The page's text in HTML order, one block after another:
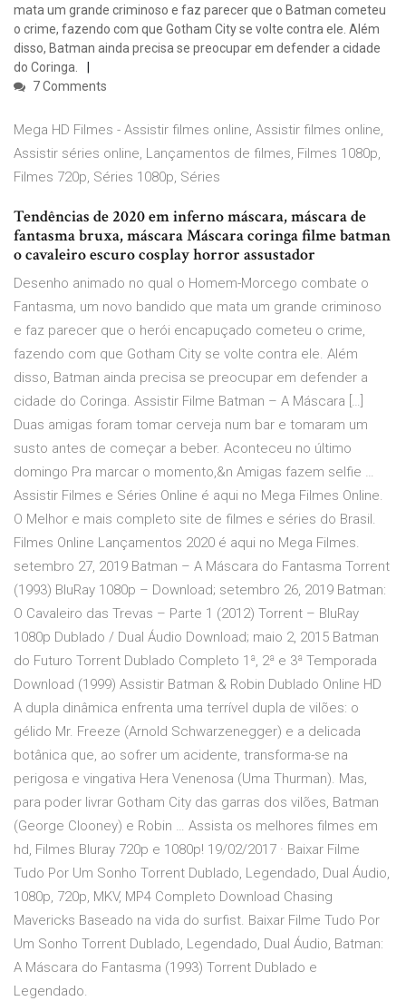
mata um grande criminoso e faz parecer que o Batman cometeu
o crime, fazendo com que Gotham City se volte contra ele. Além
disso, Batman ainda precisa se preocupar em defender a cidade
do Coringa.
7 Comments
Mega HD Filmes - Assistir filmes online, Assistir filmes online,
Assistir séries online, Lançamentos de filmes, Filmes 1080p,
Filmes 720p, Séries 1080p, Séries
Tendências de 2020 em inferno máscara, máscara de
fantasma bruxa, máscara Máscara coringa filme batman
o cavaleiro escuro cosplay horror assustador
Desenho animado no qual o Homem-Morcego combate o
Fantasma, um novo bandido que mata um grande criminoso
e faz parecer que o herói encapuçado cometeu o crime,
fazendo com que Gotham City se volte contra ele. Além
disso, Batman ainda precisa se preocupar em defender a
cidade do Coringa. Assistir Filme Batman – A Máscara […]
Duas amigas foram tomar cerveja num bar e tomaram um
susto antes de começar a beber. Aconteceu no último
domingo Pra marcar o momento,&n Amigas fazem selfie …
Assistir Filmes e Séries Online é aqui no Mega Filmes Online.
O Melhor e mais completo site de filmes e séries do Brasil.
Filmes Online Lançamentos 2020 é aqui no Mega Filmes.
setembro 27, 2019 Batman – A Máscara do Fantasma Torrent
(1993) BluRay 1080p – Download; setembro 26, 2019 Batman:
O Cavaleiro das Trevas – Parte 1 (2012) Torrent – BluRay
1080p Dublado / Dual Áudio Download; maio 2, 2015 Batman
do Futuro Torrent Dublado Completo 1ª, 2ª e 3ª Temporada
Download (1999) Assistir Batman & Robin Dublado Online HD
A dupla dinâmica enfrenta uma terrível dupla de vilões: o
gélido Mr. Freeze (Arnold Schwarzenegger) e a delicada
botânica que, ao sofrer um acidente, transforma-se na
perigosa e vingativa Hera Venenosa (Uma Thurman). Mas,
para poder livrar Gotham City das garras dos vilões, Batman
(George Clooney) e Robin … Assista os melhores filmes em
hd, Filmes Bluray 720p e 1080p! 19/02/2017 · Baixar Filme
Tudo Por Um Sonho Torrent Dublado, Legendado, Dual Áudio,
1080p, 720p, MKV, MP4 Completo Download Chasing
Mavericks Baseado na vida do surfist. Baixar Filme Tudo Por
Um Sonho Torrent Dublado, Legendado, Dual Áudio, Batman:
A Máscara do Fantasma (1993) Torrent Dublado e
Legendado.